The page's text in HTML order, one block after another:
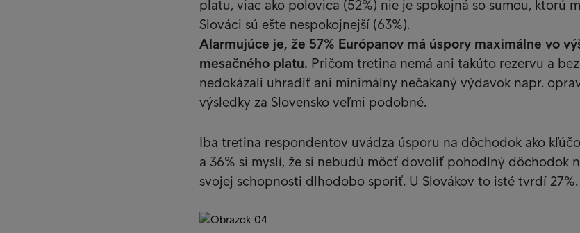
platu, viac ako polovica (52%) nie je spokojná so sumou, ktorú
Slováci sú ešte nespokojnejší (63%).
Alarmujúce je, že 57% Európanov má úspory maximálne vo
mesačného platu. Pričom tretina nemá ani takúto rezervu a
nedokázali uhradiť ani minimálny nečakaný výdavok napr.
výsledky za Slovensko veľmi podobné.
Iba tretina respondentov uvádza úsporu na dôchodok ako
a 36% si myslí, že si nebudú môcť dovoliť pohodlný dôchodok
svojej schopnosti dlhodobo sporiť. U Slovákov to isté tvrdí 27%.